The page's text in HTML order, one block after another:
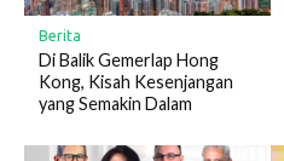
Berita
Di Balik Gemerlap Hong
Kong, Kisah Kesenjangan
yang Semakin Dalam